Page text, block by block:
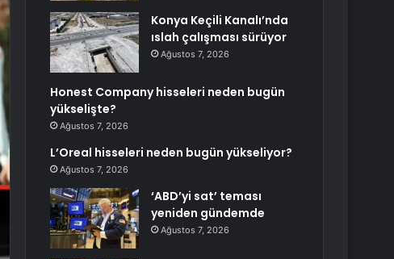
Konya Keçili Kanalı’nda
ıslah çalışması sürüyor
Ağustos 7, 2026
Honest Company hisseleri neden bugün
yükselişte?
Ağustos 7, 2026
L’Oreal hisseleri neden bugün yükseliyor?
Ağustos 7, 2026
‘ABD’yi sat’ teması
yeniden gündemde
Ağustos 7, 2026